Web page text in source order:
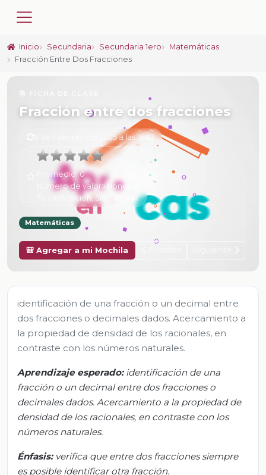
Inicio Secundaria Secundaria 1ero
Matemáticas
Fracción Entre Dos Fracciones
Fracción entre dos fracciones
6 de Febrero de 2025 a las 16:42
Promedio:0
Número de valoraciones:
Tu calificación:Sin calificar
Matemáticas
🎒 Agregar a mi Mochila
identificación de una fracción o un decimal entre
dos fracciones o decimales dados. Acercamiento a
la propiedad de densidad de los racionales, en
contraste con los números naturales.
Aprendizajeesperado: identificación de una
fracción o un decimal entre dos fracciones o
decimales dados. Acercamiento a la propiedad de
densidad de los racionales, en contraste con los
números naturales.
Énfasis: verifica que entre dos fracciones siempre
es posible identificar otra fracción.